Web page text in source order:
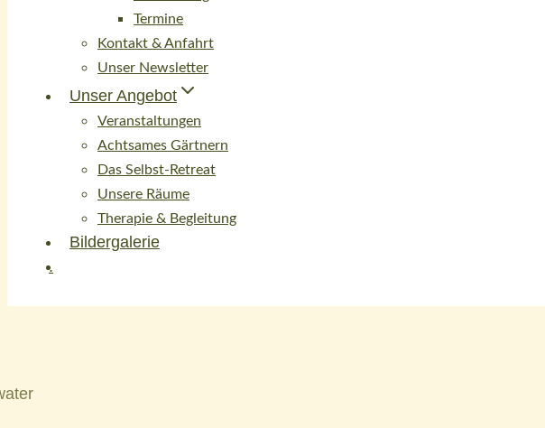
Termine
Kontakt & Anfahrt
Unser Newsletter
Unser Angebot
Veranstaltungen
Achtsames Gärtnern
Das Selbst-Retreat
Unsere Räume
Therapie & Begleitung
Bildergalerie
.